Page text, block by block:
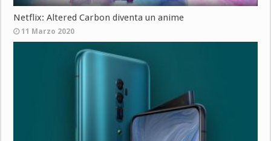
Netflix: Altered Carbon diventa un anime
11 Marzo 2020